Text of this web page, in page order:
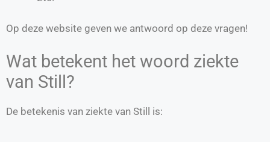
Op deze website geven we antwoord op deze vragen!
Wat betekent het woord ziekte
van Still?
De betekenis van ziekte van Still is: